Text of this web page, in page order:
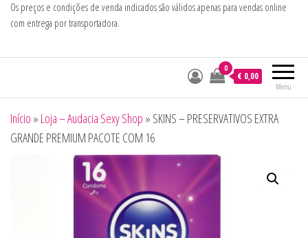
Os preços e condições de venda indicados são válidos apenas para vendas online
com entrega por transportadora.
Menu
0
€ 0,00
Início » Loja – Audacia Sexy Shop » SKINS – PRESERVATIVOS EXTRA
GRANDE PREMIUM PACOTE COM 16